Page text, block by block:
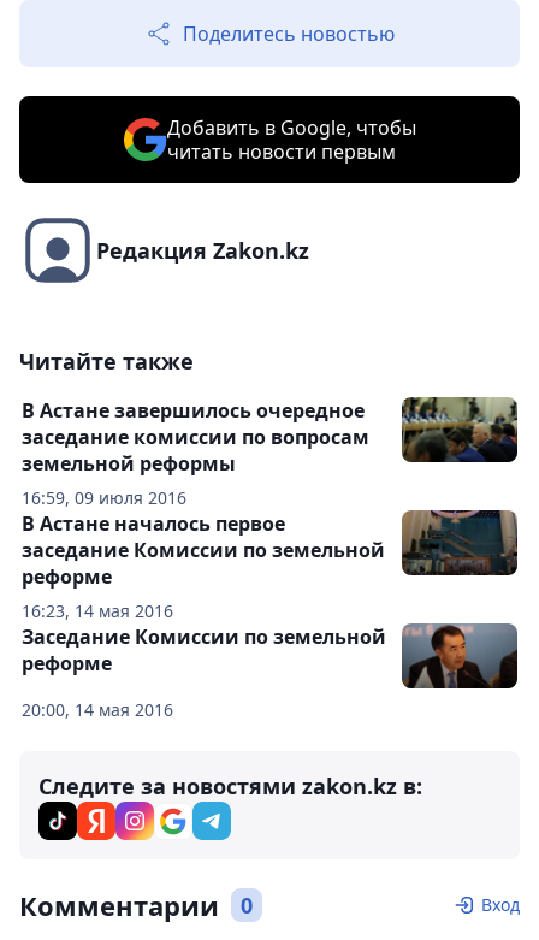
Поделитесь новостью
Добавить в Google, чтобы
читать новости первым
Редакция Zakon.kz
Читайте также
16:59, 09 июля 2016
В Астане завершилось очередное
заседание комиссии по вопросам
земельной реформы
16:23, 14 мая 2016
В Астане началось первое
заседание Комиссии по земельной
реформе
20:00, 14 мая 2016
Заседание Комиссии по земельной
реформе
Следите за новостями zakon.kz в:
Комментарии 0 Вход